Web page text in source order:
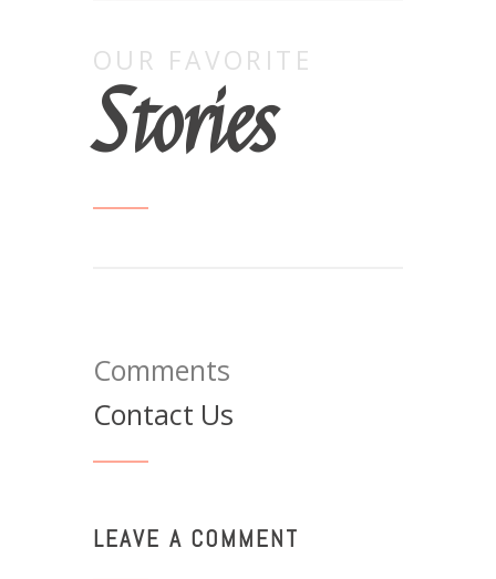
OUR FAVORITE
Stories
Comments
Contact Us
LEAVE A COMMENT